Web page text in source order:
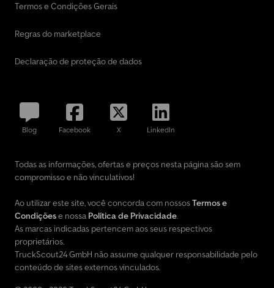
Termos e Condições Gerais
Regras do marketplace
Declaração de proteção de dados
Blog Facebook X LinkedIn
Todas as informações, ofertas e preços nesta página são sem
compromisso e não vinculativos!
Ao utilizar este site, você concorda com nossosTermos e
Condiçõese nossa Política de Privacidade.
As marcas indicadas pertencem aos seus respectivos
proprietários.
TruckScout24 GmbH não assume qualquer responsabilidade pelo
conteúdo de sites externos vinculados.